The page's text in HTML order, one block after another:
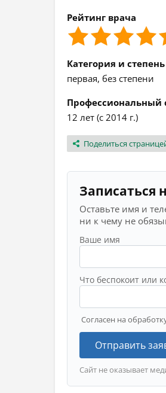
Рейтинг врача
Категория и степень
первая, без степени
Профессиональный
12 лет (с 2014 г.)
Поделиться
Записаться
Оставьте имя и
ни к чему не
Ваше имя
Что беспокоит или
Согласен на
Отправить
Сайт не оказывает